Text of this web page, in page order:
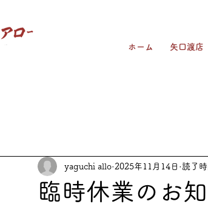
ホーム 矢口渡店
臨時休業のお
yaguchi allo 2025年11月14日 読了